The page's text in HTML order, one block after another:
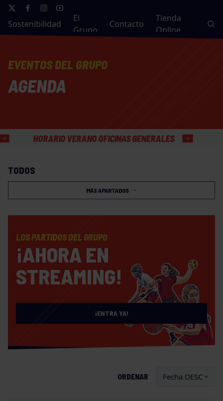
Sostenibilidad
El
Grupo
Contacto
Tienda
Online
EVENTOS DEL GRUPO
AGENDA
HORARIO VERANO OFICINAS GENERALES
TODOS
MÁS APARTADOS
LOS PARTIDOS DEL GRUPO
¡AHORA EN
STREAMING!
¡ENTRA YA!
ORDENAR